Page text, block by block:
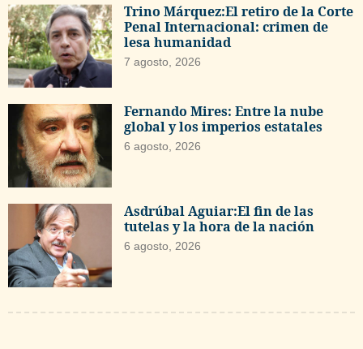
Trino Márquez:El retiro de la Corte
Penal Internacional: crimen de
lesa humanidad
7 agosto, 2026
Fernando Mires: Entre la nube
global y los imperios estatales
6 agosto, 2026
Asdrúbal Aguiar:El fin de las
tutelas y la hora de la nación
6 agosto, 2026